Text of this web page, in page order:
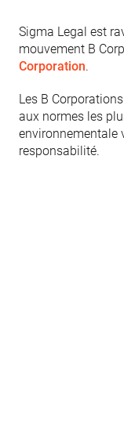
Sigma Legal est
mouvement B
Corporation.
Les B
aux normes les
environnementale
responsabilité.